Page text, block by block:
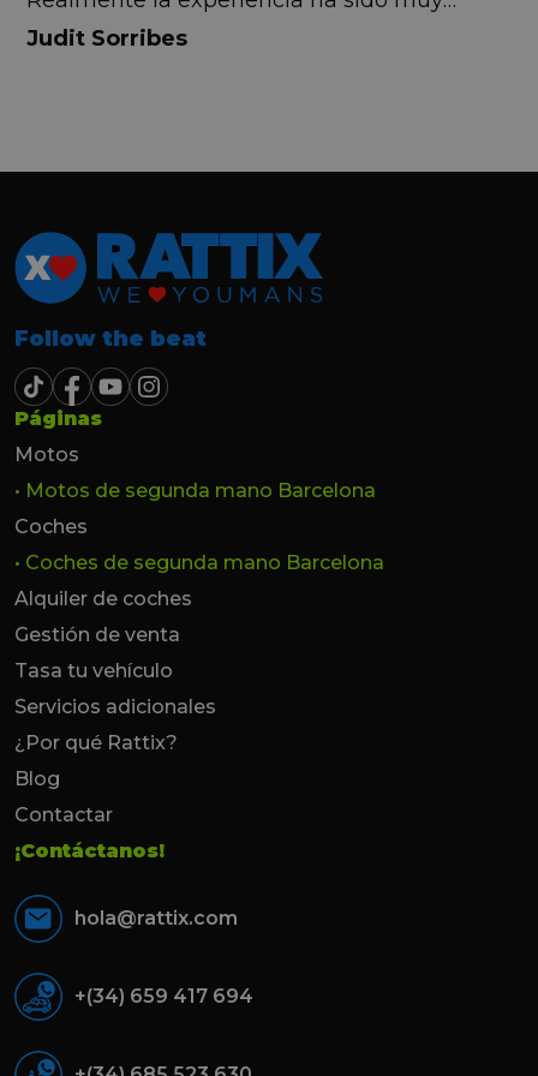
buena, Carolina ha sido siempre muy atenta
y profesional. Finalmente mi hermana se
Judit Sorribes
Follow the beat
Páginas
Motos
• Motos de segunda mano Barcelona
Coches
• Coches de segunda mano Barcelona
Alquiler de coches
Gestión de venta
Tasa tu vehículo
Servicios adicionales
¿Por qué Rattix?
Blog
Contactar
¡Contáctanos!
hola@rattix.com
+(34) 659 417 694